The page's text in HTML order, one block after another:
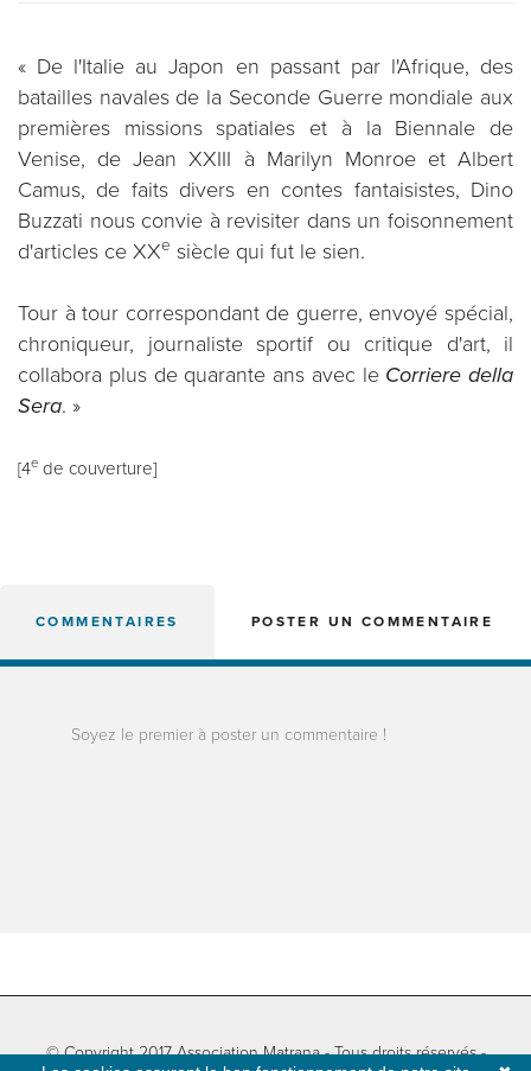
« De l'Italie au Japon en passant par l'Afrique, des
batailles navales de la Seconde Guerre mondiale aux
premières missions spatiales et à la Biennale de
Venise, de Jean XXIII à Marilyn Monroe et Albert
Camus, de faits divers en contes fantaisistes, Dino
Buzzati nous convie à revisiter dans un foisonnement
d'articles ce XXe siècle qui fut le sien.
Tour à tour correspondant de guerre, envoyé spécial,
chroniqueur, journaliste sportif ou critique d'art, il
collabora plus de quarante ans avec le Corriere della
Sera. »
[4e de couverture]
COMMENTAIRES POSTER UN COMMENTAIRE
Soyez le premier à poster un commentaire !
© Copyright 2017 Association Matrana - Tous droits réservés -